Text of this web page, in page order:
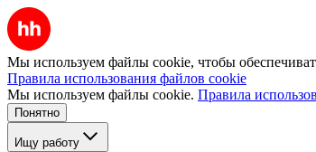
Мы используем файлы cookie, чтобы
Правила использования файлов cookie
Мы используем файлы cookie. Правила
Понятно
Ищу работу